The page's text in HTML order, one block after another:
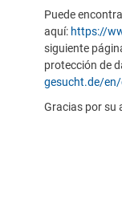
Puede
aquí: https://
siguiente
protección de
gesucht.de/
Gracias por su